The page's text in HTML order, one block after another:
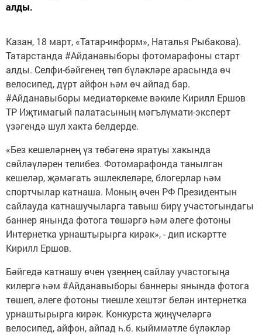
алды.
Казан, 18 март, «Татар-информ», Наталья Рыбакова).
Татарстанда #Айданавыборы фотомарафоны старт
алды. Селфи-бәйгенең төп бүләкләре арасында өч
велосипед, дүрт айфон һәм өч айпад бар.
#Айданавыборы медиатөркеме вәкиле Кирилл Ершов
ТР Иҗтимагый палатасының мәгълүмати-эксперт
үзәгендә шул хакта белдерде.
«Без кешеләрнең үз төбәгенә яратуы хакында
сөйләүләрен телибез. Фотомарафонда танылган
кешеләр, җәмәгать эшлеклеләре, блогерлар һәм
спортчылар катнаша. Моның өчен РФ Президентын
сайлауда катнашучыларга тавыш бирү участогындагы
баннер янында фотога төшәргә һәм әлеге фотоны
Интернетка урнаштырырга кирәк», - дип искәртте
Кирилл Ершов.
Бәйгедә катнашу өчен үзеңнең сайлау участогыңа
килергә һәм #Айданавыборы баннеры янында фотога
төшеп, әлеге фотоны тиешле хештэг белән интернетка
урнаштырырга кирәк. Конкурста җиңүчеләргә
велосипед, айфон, айпад һ.б. кыйммәтле бүләкләр